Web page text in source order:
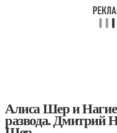
Алиса Шер и
развода. Дмитрий